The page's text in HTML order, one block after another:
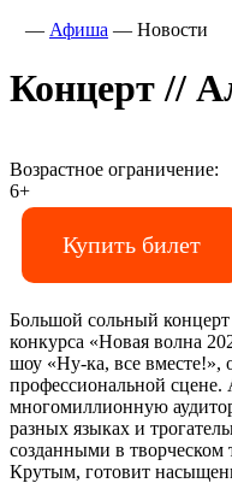
— Афиша — Новости
Концерт //
Возрастное ограничение:
6+
Купить билет
Большой сольный
конкурса «Новая волна
шоу «Ну-ка, все вместе!»,
профессиональной
многомиллионную
разных языках и
созданными в
Крутым, готовит